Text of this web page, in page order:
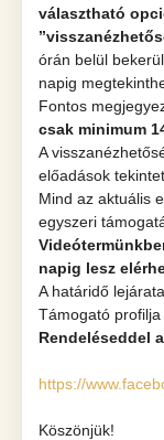
választható
órán belül
napig
Fontos
csak minimum
A
előadások
Mind az aktuális
egyszeri
napig lesz
A határidő
Támogató
Rendeléseddel
https://
Köszönjük!